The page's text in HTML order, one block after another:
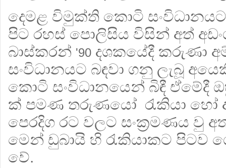
දෙමළ විමුක්ති කොටි
පිට රහස් පොලිසිය විසින් අත්
බාස්කරන් '90 දශකයේදී කරුණා
සංවිධානයට බඳවා ගනු ලැබූ
කොටි සංවිධානයෙන් බිඳී ඒමේදී
ක් පමණ තරුණයෝ රැකියා හෝ
පෙරදිග රට වලට සංක්‍රමණය වු
මෙන් ඩුබායි හි රැකියාකට පිටව
වේ.